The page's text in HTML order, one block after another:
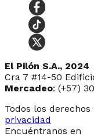
El Pilón S.A., 2024
Cra 7 #14-50
Mercadeo: (+57)
Todos los derechos
privacidad
Encuéntranos en